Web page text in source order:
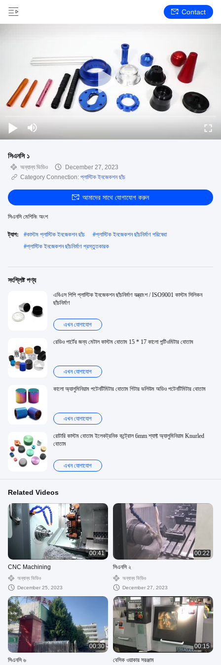
Contact
সিএনসি ১
অন্যান্য ভিডিও
December 27, 2023
Category Connection: প্লাস্টিক ইনজেকশন ছাঁচ
আমাদের সাথে যোগাযোগ করুন
সিএনসি মেশিনিং অংশ
ট্যাগ: #কাস্টম প্লাস্টিক ইনজেকশন ছাঁচ #প্লাস্টিক ইনজেকশন ছাঁচনির্মাণ পরিষেবা
#প্লাস্টিক ইনজেকশন ছাঁচনির্মাণ প্রস্তুতকারক
সংশ্লিষ্ট পণ্য
এবিএস পিপি প্লাস্টিক ইনজেকশন ছাঁচনির্মাণ যন্ত্রাংশ / ISO9001 কাস্টম সিলিকন
ছাঁচনির্মাণ
এখন যোগাযোগ
রেডিও পার্টের জন্য মেটাল কাস্টম বোতাম 15 * 17 কালো পন্টিওমিটার বোতাম
এখন যোগাযোগ
কালো অ্যালুমিনিয়াম পটেনটিমিটার বোতাম গিটার ভলিউম অডিও পটেনটিমিটার বোতাম
এখন যোগাযোগ
রোটারি কাস্টম বোতাম ইলেকট্রনিক কন্ট্রোল 6mm শ্যাফ্ট অ্যালুমিনিয়াম Knurled
বোতাম
এখন যোগাযোগ
Related Videos
00:41
CNC Machining
অন্যান্য ভিডিও
December 25, 2023
00:22
সিএনসি ২
অন্যান্য ভিডিও
December 27, 2023
00:30
সিএনসি ৬
00:15
বেসিক ওয়াকার সরঞ্জাম